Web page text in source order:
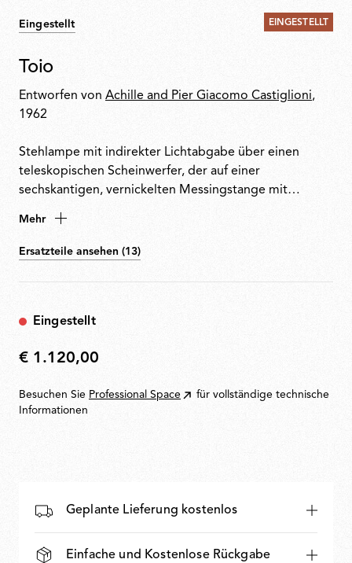
Eingestellt EINGESTELLT
Toio
Entworfen von Achille and Pier Giacomo Castiglioni,
1962
Stehlampe mit indirekter Lichtabgabe über einen
teleskopischen Scheinwerfer, der auf einer
sechskantigen, vernickelten Messingstange mit
und geformtem Stahl montiert ist. Angelrutenringe
verbinden das Stromkabel mit elektronischem Dimmer
Mehr
Ersatzteile ansehen (13)
Eingestellt
€
€ 1.120,00
Besuchen Sie Professional Space
für vollständige technische
Informationen
Geplante Lieferung kostenlos
Einfache und Kostenlose Rückgabe